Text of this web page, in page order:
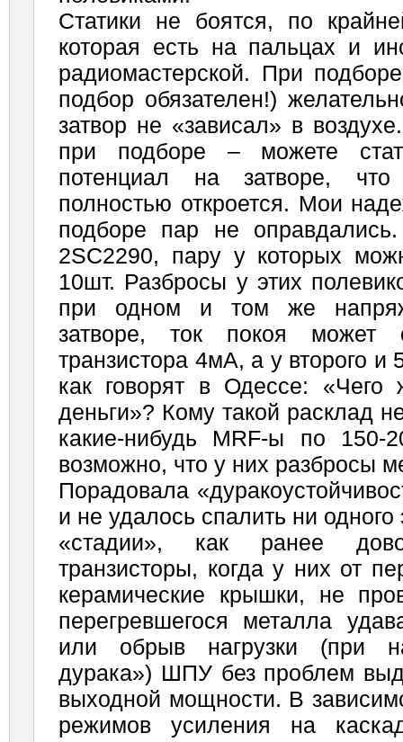
Статики не боятся, по
которая есть на пальцах и
радиомастерской. При
подбор обязателен!)
затвор не «зависал» в
при подборе – можете
потенциал на затворе, что
полностью откроется. Мои
подборе пар не
2SC2290, пару у которых
10шт. Разбросы у этих
при одном и том же
затворе, ток покоя может
транзистора 4мА, а у второго
как говорят в Одессе:
деньги»? Кому такой расклад
какие-нибудь MRF-ы по 150-
возможно, что у них разбросы
Порадовала
и не удалось спалить ни одного
«стадии», как ранее
транзисторы, когда у них от
керамические крышки, не
перегревшегося металла
или обрыв нагрузки (при
дурака») ШПУ без проблем
выходной мощности. В
режимов усиления на